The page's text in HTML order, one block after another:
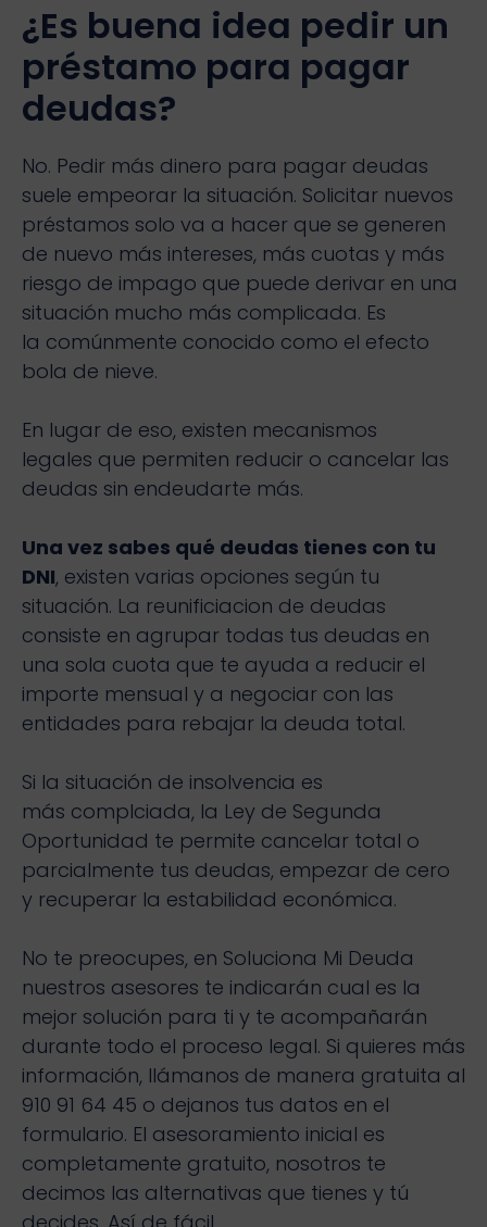
¿Es buena idea pedir un
préstamo para pagar
deudas?
No. Pedir más dinero para pagar deudas
suele empeorar la situación. Solicitar nuevos
préstamos solo va a hacer que se generen
de nuevo más intereses, más cuotas y más
riesgo de impago que puede derivar en una
situación mucho más complicada. Es
la comúnmente conocido como el efecto
bola de nieve.
En lugar de eso, existen mecanismos
legales que permiten reducir o cancelar las
deudas sin endeudarte más.
Una vez sabes qué deudas tienes con tu
DNI, existen varias opciones según tu
situación. La reunificiacion de deudas
consiste en agrupar todas tus deudas en
una sola cuota que te ayuda a reducir el
importe mensual y a negociar con las
entidades para rebajar la deuda total.
Si la situación de insolvencia es
más complciada, la Ley de Segunda
Oportunidad te permite cancelar total o
parcialmente tus deudas, empezar de cero
y recuperar la estabilidad económica.
No te preocupes, en Soluciona Mi Deuda
nuestros asesores te indicarán cual es la
mejor solución para ti y te acompañarán
durante todo el proceso legal. Si quieres más
información, llámanos de manera gratuita al
910 91 64 45 o dejanos tus datos en el
formulario. El asesoramiento inicial es
completamente gratuito, nosotros te
decimos las alternativas que tienes y tú